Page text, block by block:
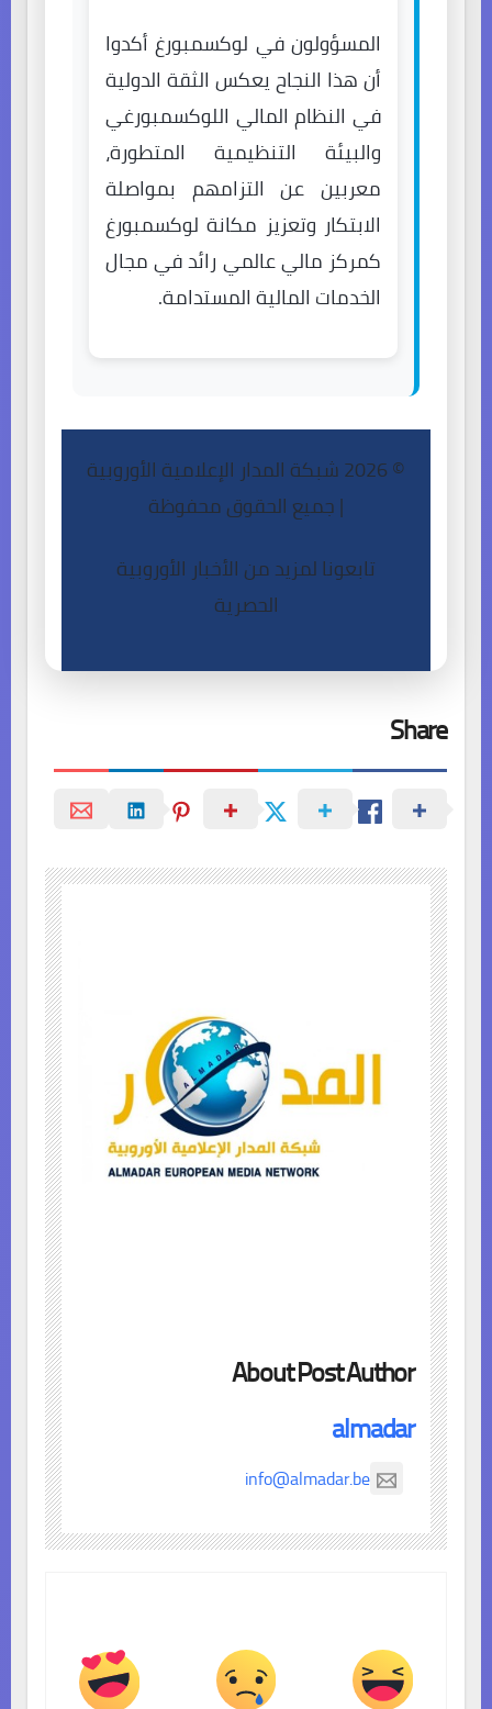
المسؤولون في لوكسمبورغ أكدوا
أن هذا النجاح يعكس الثقة الدولية
في النظام المالي اللوكسمبورغي
والبيئة التنظيمية المتطورة،
معربين عن التزامهم بمواصلة
الابتكار وتعزيز مكانة لوكسمبورغ
كمركز مالي عالمي رائد في مجال
الخدمات المالية المستدامة.
© 2026 شبكة المدار الإعلامية الأوروبية
| جميع الحقوق محفوظة
تابعونا لمزيد من الأخبار الأوروبية
الحصرية
Share
About Post Author
almadar
info@almadar.be